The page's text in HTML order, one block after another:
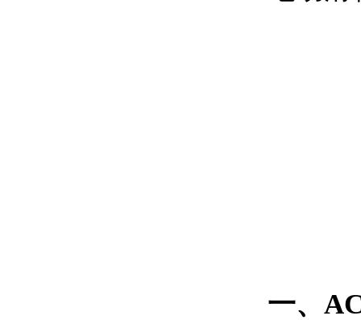
一、